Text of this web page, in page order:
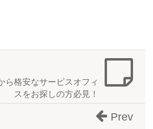
ら格安なサービスオフィ
スをお探しの方必見！
Prev